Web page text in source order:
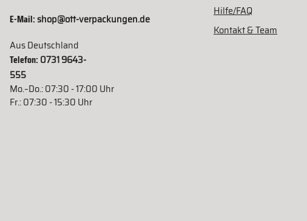
E-Mail:shop@ott-verpackungen.de
Aus Deutschland
Telefon: 0731 9643-
555
Mo.–Do.: 07:30 - 17:00 Uhr
Fr.: 07:30 - 15:30 Uhr
Hilfe/FAQ
Kontakt & Team